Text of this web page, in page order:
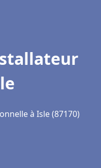
à Isle (87170)